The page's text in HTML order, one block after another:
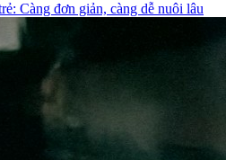
Càng đơn giản, càng dễ nuôi lâu